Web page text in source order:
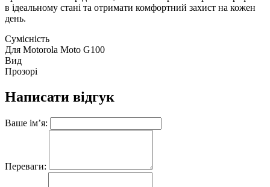
в ідеальному стані та отримати комфортний захист на кожен
день.
Сумісність
Для Motorola Moto G100
Вид
Прозорі
Написати відгук
Ваше ім’я:
Переваги: